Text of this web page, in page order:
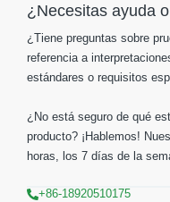
¿Necesitas ayuda
¿Tiene preguntas sobre
referencia a
estándares o requisitos
¿No está seguro de qué
producto? ¡Hablemos!
horas, los 7 días de la
+86-18920510175